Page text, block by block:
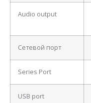
Audio output
Сетевой порт
Series Port
USB port